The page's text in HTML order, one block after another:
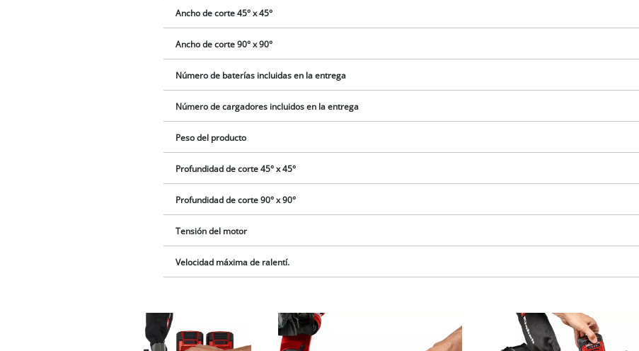
This content is not permitted to load due
visitor. The website owner needs to setup
to the list of technologies used.
Ancho de corte 45° x 45°
Ancho de corte 90° x 90°
Número de baterías incluidas en la entrega
Número de cargadores incluidos en la entrega
Peso del producto
Profundidad de corte 45° x 45°
Profundidad de corte 90° x 90°
Tensión del motor
Velocidad máxima de ralentí.